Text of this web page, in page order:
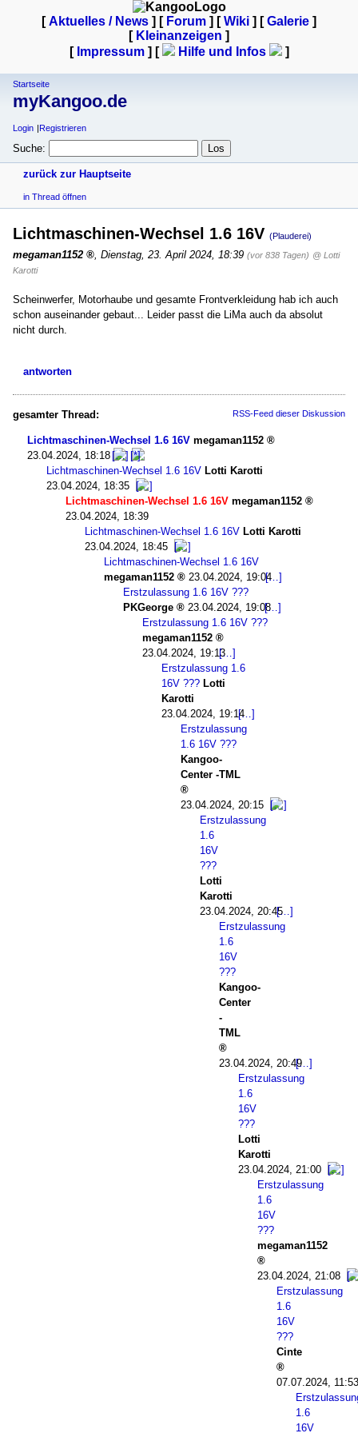
[Aktuelles / News ] [ Forum ] [Wiki ] [Galerie ]
[ Kleinanzeigen ]
[ Impressum] [ Hilfe und Infos ]
Startseite
myKangoo.de
Login Registrieren
Suche:
zurück zur Hauptseite
in Thread öffnen
Lichtmaschinen-Wechsel 1.6 16V (Plauderei)
megaman1152 Dienstag, 23. April 2024, 18:39 (vor 838 Tagen) @ Lotti
Karotti
Scheinwerfer, Motorhaube und gesamte Frontverkleidung hab ich auch
schon auseinander gebaut... Leider passt die LiMa auch da absolut
nicht durch.
antworten
gesamter Thread: RSS-Feed dieser Diskussion
Lichtmaschinen-Wechsel 1.6 16V megaman1152
23.04.2024, 18:18
Lichtmaschinen-Wechsel 1.6 16V Lotti Karotti
23.04.2024, 18:35
Lichtmaschinen-Wechsel 1.6 16V megaman1152
23.04.2024, 18:39
Lichtmaschinen-Wechsel 1.6 16V Lotti Karotti
23.04.2024, 18:45
Lichtmaschinen-Wechsel 1.6 16V
megaman1152
23.04.2024, 19:04
Erstzulassung 1.6 16V ???
PKGeorge
23.04.2024, 19:08
Erstzulassung 1.6 16V ???
megaman1152
23.04.2024, 19:13
Erstzulassung 1.6
16V ??? Lotti
Karotti
23.04.2024, 19:14
Erstzulassung
1.6 16V ???
Kangoo-
Center -TML
23.04.2024, 20:15
Erstzulassung
1.6
16V
???
Lotti
Karotti
23.04.2024, 20:45
Erstzulassung
1.6
16V
???
Kangoo-
Center
-
TML
23.04.2024, 20:49
Erstzulassung
1.6
16V
???
Lotti
Karotti
23.04.2024, 21:00
Erstzulassung
1.6
16V
???
megaman1152
23.04.2024, 21:08
Erstzulassung
1.6
16V
???
Cinte
07.07.2024, 11:53
1.6
16V